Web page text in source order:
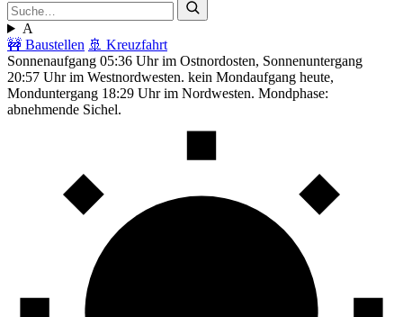
A
🚧 Baustellen 🚢 Kreuzfahrt
Sonnenaufgang 05:36 Uhr im Ostnordosten, Sonnenuntergang
20:57 Uhr im Westnordwesten. kein Mondaufgang heute,
Monduntergang 18:29 Uhr im Nordwesten. Mondphase:
abnehmende Sichel.